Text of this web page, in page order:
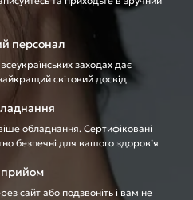
персонал
заходах дає
світовий досвід
обладнання. Сертифіковані
безпечні для вашого здоров’я
прийом
сайт або подзвоніть і вам не